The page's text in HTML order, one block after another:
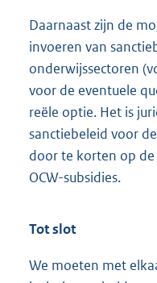
Daarnaast zijn de
invoeren van
onderwijssectoren
voor de eventuele
reële optie. Het is
sanctiebeleid voor
door te korten op
OCW-subsidies.
Tot slot
We moeten met